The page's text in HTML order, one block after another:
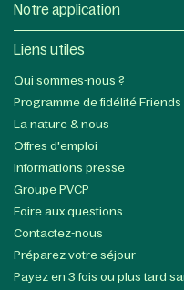
Notre application
Liens utiles​
Qui sommes-nous ?
Programme de fidélité Friends
La nature & nous
Offres d'emploi
Informations presse
Groupe PVCP
Foire aux questions
Contactez-nous
Préparez votre séjour
Payez en 3 fois ou plus tard